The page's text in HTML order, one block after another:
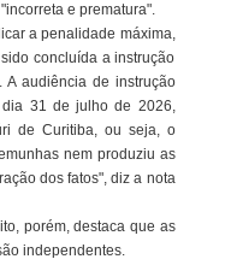
e prematura".
a penalidade máxima,
concluída a instrução
A audiência de instrução
31 de julho de 2026,
de Curitiba, ou seja, o
nem produziu as
dos fatos", diz a nota
porém, destaca que as
independentes.